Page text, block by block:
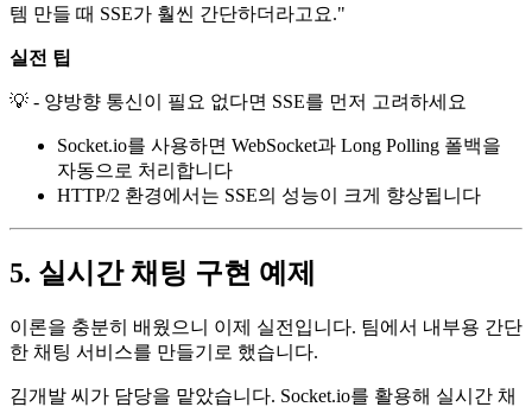
템 만들 때 SSE가 훨씬 간단하더라고요."
실전 팁
💡 - 양방향 통신이 필요 없다면 SSE를 먼저 고려하세요
Socket.io를 사용하면 WebSocket과 Long Polling 폴백을
자동으로 처리합니다
HTTP/2 환경에서는 SSE의 성능이 크게 향상됩니다
5. 실시간 채팅 구현 예제
이론을 충분히 배웠으니 이제 실전입니다. 팀에서 내부용 간단
한 채팅 서비스를 만들기로 했습니다.
김개발 씨가 담당을 맡았습니다. Socket.io를 활용해 실시간 채